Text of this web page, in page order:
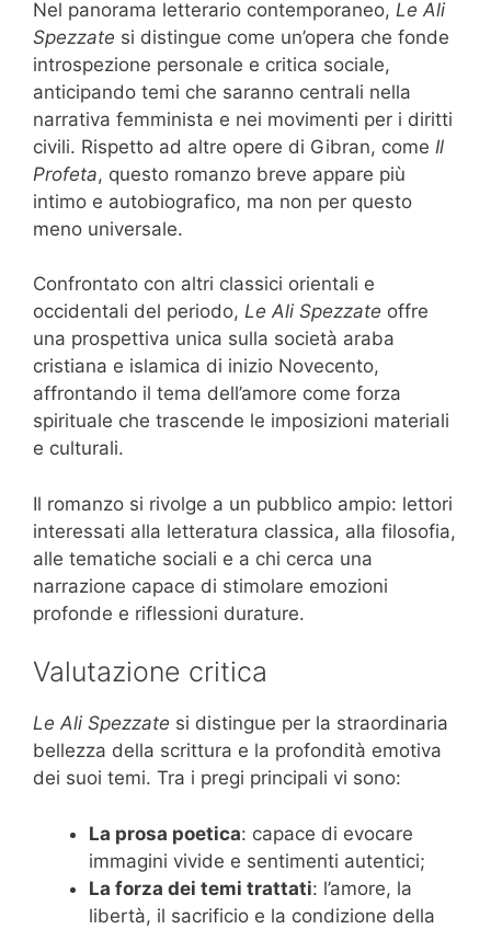
Nel panorama letterario contemporaneo, Le Ali
Spezzate si distingue come un’opera che fonde
introspezione personale e critica sociale,
anticipando temi che saranno centrali nella
narrativa femminista e nei movimenti per i diritti
civili. Rispetto ad altre opere di Gibran, come Il
Profeta, questo romanzo breve appare più
intimo e autobiografico, ma non per questo
meno universale.
Confrontato con altri classici orientali e
occidentali del periodo, Le Ali Spezzate offre
una prospettiva unica sulla società araba
cristiana e islamica di inizio Novecento,
affrontando il tema dell’amore come forza
spirituale che trascende le imposizioni materiali
e culturali.
Il romanzo si rivolge a un pubblico ampio: lettori
interessati alla letteratura classica, alla filosofia,
alle tematiche sociali e a chi cerca una
narrazione capace di stimolare emozioni
profonde e riflessioni durature.
Valutazione critica
Le Ali Spezzate si distingue per la straordinaria
bellezza della scrittura e la profondità emotiva
dei suoi temi. Tra i pregi principali vi sono:
La prosa poetica: capace di evocare
immagini vivide e sentimenti autentici;
La forza dei temi trattati: l’amore, la
libertà, il sacrificio e la condizione della